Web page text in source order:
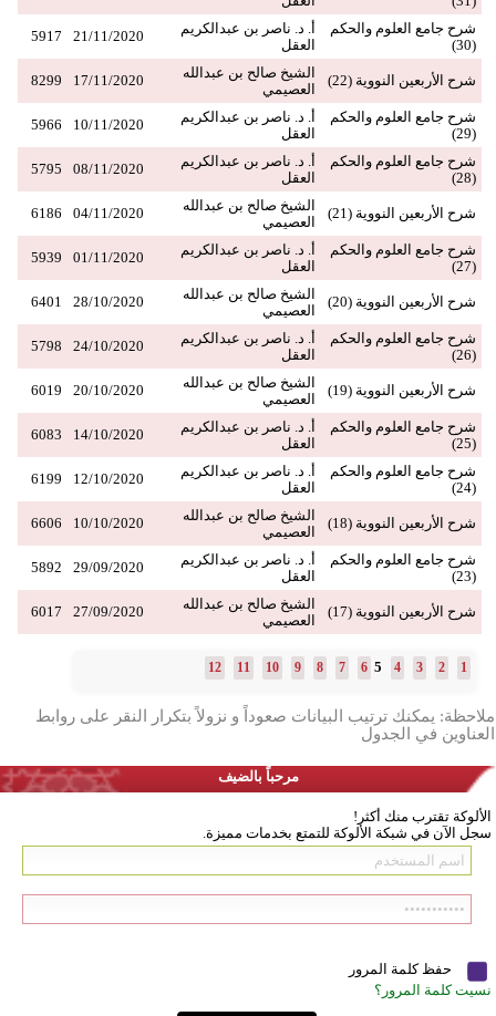
شرح جامع العلوم والحكم
(30)
أ. د. ناصر بن عبدالكريم
العقل
21/11/2020
5917
شرح الأربعين النووية (22)
الشيخ صالح بن عبدالله
العصيمي
17/11/2020
8299
شرح جامع العلوم والحكم
(29)
أ. د. ناصر بن عبدالكريم
العقل
10/11/2020
5966
شرح جامع العلوم والحكم
(28)
أ. د. ناصر بن عبدالكريم
العقل
08/11/2020
5795
شرح الأربعين النووية (21)
الشيخ صالح بن عبدالله
العصيمي
04/11/2020
6186
شرح جامع العلوم والحكم
(27)
أ. د. ناصر بن عبدالكريم
العقل
01/11/2020
5939
شرح الأربعين النووية (20)
الشيخ صالح بن عبدالله
العصيمي
28/10/2020
6401
شرح جامع العلوم والحكم
(26)
أ. د. ناصر بن عبدالكريم
العقل
24/10/2020
5798
شرح الأربعين النووية (19)
الشيخ صالح بن عبدالله
العصيمي
20/10/2020
6019
شرح جامع العلوم والحكم
(25)
أ. د. ناصر بن عبدالكريم
العقل
14/10/2020
6083
شرح جامع العلوم والحكم
(24)
أ. د. ناصر بن عبدالكريم
العقل
12/10/2020
6199
شرح الأربعين النووية (18)
الشيخ صالح بن عبدالله
العصيمي
10/10/2020
6606
شرح جامع العلوم والحكم
(23)
أ. د. ناصر بن عبدالكريم
العقل
29/09/2020
5892
شرح الأربعين النووية (17)
الشيخ صالح بن عبدالله
العصيمي
27/09/2020
6017
1
2
3
4
6
7
8
9
10
11
12
ملاحظة: يمكنك ترتيب البيانات صعوداً و نزولاً بتكرار النقر على روابط
العناوين في الجدول
مرحباً بالضيف
الألوكة تقترب منك أكثر!
سجل الآن في شبكة الألوكة للتمتع بخدمات مميزة.
حفظ كلمة المرور
نسيت كلمة المرور؟